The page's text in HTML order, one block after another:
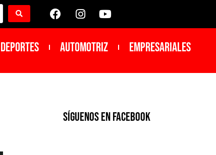
DEPORTES Automotriz Empresariales
SíGUENOS EN FACEBOOK